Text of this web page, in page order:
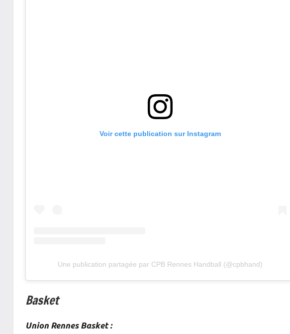
Voir cette publication sur Instagram
Une publication partagée par CPB Rennes Handball (@cpbhand)
Basket
Union Rennes Basket :